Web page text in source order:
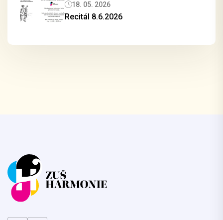
18. 05. 2026
Recitál 8.6.2026